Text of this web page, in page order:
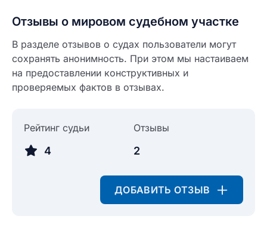
Отзывы о мировом судебном участке
В разделе отзывов о судах пользователи могут
сохранять анонимность. При этом мы настаиваем
на предоставлении конструктивных и
проверяемых фактов в отзывах.
Рейтинг судьи
4
Отзывы
2
ДОБАВИТЬ ОТЗЫВ
Введите свое имя
Введите свой e-mail
Введите свое имя
Ответ на отзыв
Название населенного пункта